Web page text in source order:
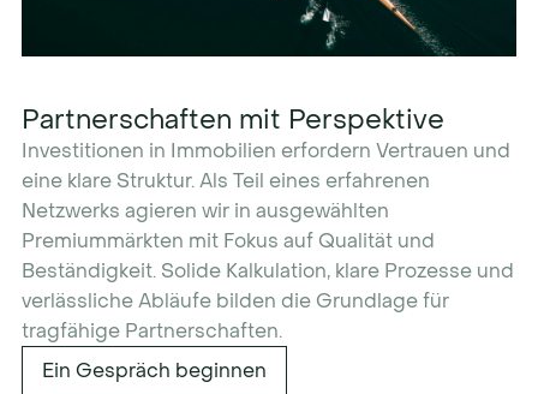
Partnerschaften mit Perspektive
Investitionen in Immobilien erfordern Vertrauen und
eine klare Struktur. Als Teil eines erfahrenen
Netzwerks agieren wir in ausgewählten
Premiummärkten mit Fokus auf Qualität und
Beständigkeit. Solide Kalkulation, klare Prozesse und
verlässliche Abläufe bilden die Grundlage für
tragfähige Partnerschaften.
Ein Gespräch beginnen